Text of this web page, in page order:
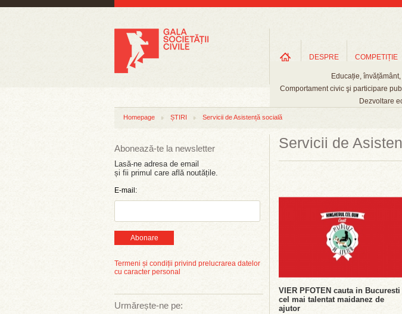
DESPRE COMPETIȚIE
Educație,
Comportament civic şi participare
Dezvoltare
Homepage ȘTIRI Servicii de Asistență socială
Abonează-te la newsletter
Lasă-ne adresa de email
și fii primul care află noutățile.
E-mail:
Abonare
Termeni și condiții privind prelucrarea datelor
cu caracter personal
Urmărește-ne pe:
Servicii de
VIER PFOTEN cauta in Bucuresti
cel mai talentat maidanez de
ajutor